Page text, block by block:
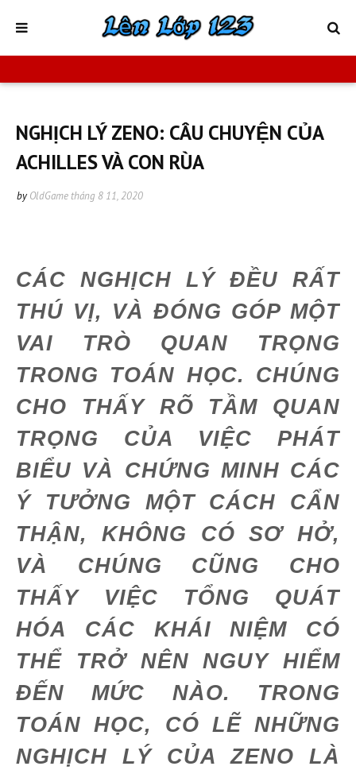
NGHỊCH LÝ ZENO: CÂU CHUYỆN CỦA
ACHILLES VÀ CON RÙA
by OldGame tháng 8 11, 2020
CÁC NGHỊCH LÝ ĐỀU RẤT
THÚ VỊ, VÀ ĐÓNG GÓP MỘT
VAI TRÒ QUAN TRỌNG
TRONG TOÁN HỌC. CHÚNG
CHO THẤY RÕ TẦM QUAN
TRỌNG CỦA VIỆC PHÁT
BIỂU VÀ CHỨNG MINH CÁC
Ý TƯỞNG MỘT CÁCH CẨN
THẬN, KHÔNG CÓ SƠ HỞ,
VÀ CHÚNG CŨNG CHO
THẤY VIỆC TỔNG QUÁT
HÓA CÁC KHÁI NIỆM CÓ
THỂ TRỞ NÊN NGUY HIỂM
ĐẾN MỨC NÀO. TRONG
TOÁN HỌC, CÓ LẼ NHỮNG
NGHỊCH LÝ CỦA ZENO LÀ